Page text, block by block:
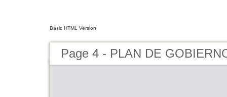
Basic HTML Version
Page 4 - PLAN DE